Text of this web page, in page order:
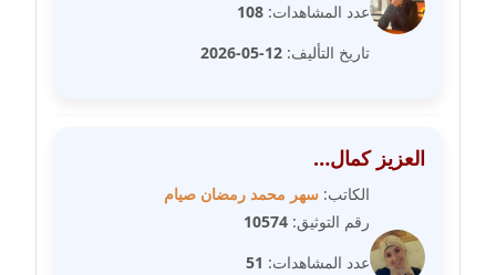
متوفي
مدونة طه عبد الوهاب
عاملة
عدد المشاهدات: 108
تاريخ التأليف: 12-05-2026
العزيز كمال…
الكاتب: سهر محمد رمضان صيام
رقم التوثيق: 10574
عدد المشاهدات: 51